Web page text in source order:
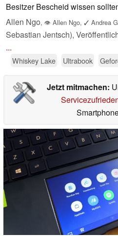
Besitzer Bescheid wissen
Allen Ngo, 👁 Allen Ngo, ✓ Andrea
Sebastian Jentsch),
...
Whiskey Lake Ultrabook
Jetzt mitmachen: